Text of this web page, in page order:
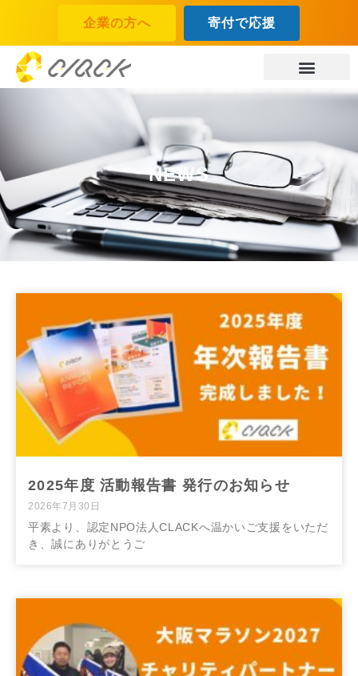
企業の方へ 寄付で応援
NEWS
2025年度 活動報告書 発行のお知らせ
2026年7月30日
平素より、認定NPO法人CLACKへ温かいご支援をいただ
き、誠にありがとうご